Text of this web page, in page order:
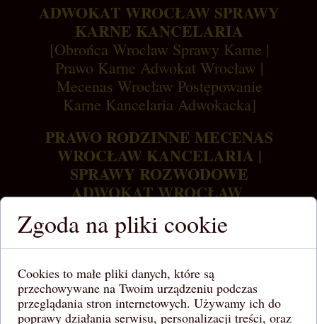
ADWOKAT WROCŁAW SPRAWY
KARNE KANCELARIA
[Obrońca Wrocław Sprawy Karne |
Prawo Karne Adwokat Wrocław |
Mecenas Wrocław Postępowanie
Karne Kancelaria Adwokacka]
PRAWO RODZINNE MECENAS
WROCŁAW KANCELARIA |
SPRAWY ROZWODOWE
ADWOKAT WROCŁAW
Kancelaria Adwokacka |Alimenty
Kancelaria Prawna Wrocław]
UMOWY KANCELARIA
PRAWNA WROCŁAW ADWOKAT
Zgoda na pliki cookie
Cookies to małe pliki danych, które są
przechowywane na Twoim urządzeniu podczas
przeglądania stron internetowych. Używamy ich do
poprawy działania serwisu, personalizacji treści, oraz